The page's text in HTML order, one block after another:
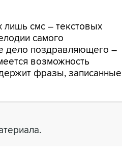
смс – текстовых
самого
дело поздравляющего –
возможность
фразы, записанные